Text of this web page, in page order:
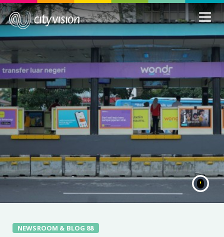
NEWSROOM & BLOG 88